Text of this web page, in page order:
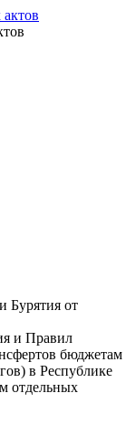
Бурятия от
и Правил
бюджетам
в Республике
отдельных